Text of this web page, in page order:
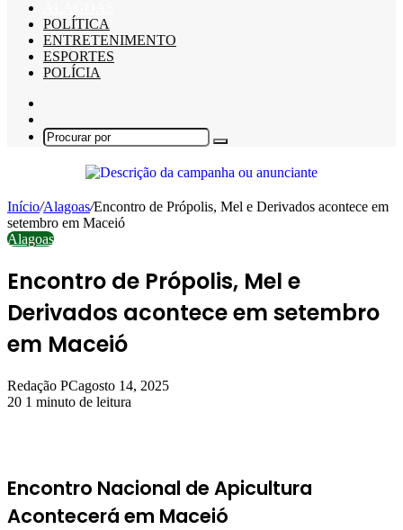
POLÍTICA
ENTRETENIMENTO
ESPORTES
POLÍCIA
skin
Procurar
Início/Alagoas/Encontro de Própolis, Mel e Derivados acontece em
setembro em Maceió
Alagoas
Encontro de Própolis, Mel e
Derivados acontece em setembro
em Maceió
Redação PCagosto 14, 2025
20 1 minuto de leitura
Encontro Nacional de Apicultura
Acontecerá em Maceió